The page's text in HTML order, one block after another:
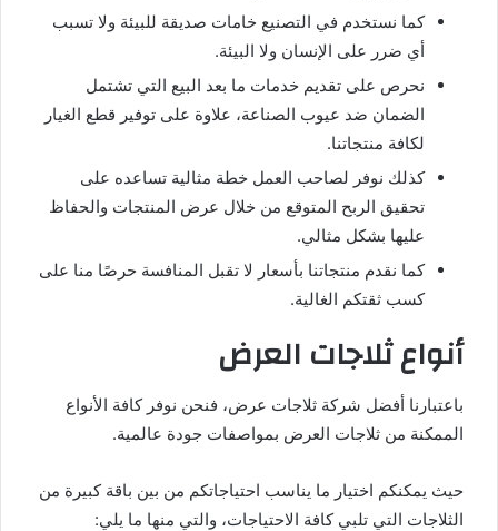
كما نستخدم في التصنيع خامات صديقة للبيئة ولا تسبب
أي ضرر على الإنسان ولا البيئة.
نحرص على تقديم خدمات ما بعد البيع التي تشتمل
الضمان ضد عيوب الصناعة، علاوة على توفير قطع الغيار
لكافة منتجاتنا.
كذلك نوفر لصاحب العمل خطة مثالية تساعده على
تحقيق الربح المتوقع من خلال عرض المنتجات والحفاظ
عليها بشكل مثالي.
كما نقدم منتجاتنا بأسعار لا تقبل المنافسة حرصًا منا على
كسب ثقتكم الغالية.
أنواع ثلاجات العرض
باعتبارنا أفضل شركة ثلاجات عرض، فنحن نوفر كافة الأنواع
الممكنة من ثلاجات العرض بمواصفات جودة عالمية.
حيث يمكنكم اختيار ما يناسب احتياجاتكم من بين باقة كبيرة من
الثلاجات التي تلبي كافة الاحتياجات، والتي منها ما يلي: